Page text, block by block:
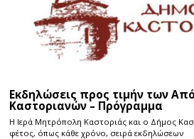
Εκδηλώσεις προς τιμήν των
Καστοριανών – Πρόγραμμα
Η Ιερά Μητρόπολη Καστοριάς και ο Δήμος
φέτος, όπως κάθε χρόνο, σειρά εκδηλώσεων